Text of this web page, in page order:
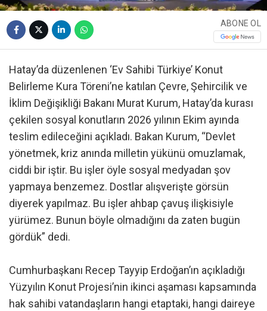
ABONE OL
Hatay’da düzenlenen ‘Ev Sahibi Türkiye’ Konut
Belirleme Kura Töreni’ne katılan Çevre, Şehircilik ve
İklim Değişikliği Bakanı Murat Kurum, Hatay’da kurası
çekilen sosyal konutların 2026 yılının Ekim ayında
teslim edileceğini açıkladı. Bakan Kurum, “Devlet
yönetmek, kriz anında milletin yükünü omuzlamak,
ciddi bir iştir. Bu işler öyle sosyal medyadan şov
yapmaya benzemez. Dostlar alışverişte görsün
diyerek yapılmaz. Bu işler ahbap çavuş ilişkisiyle
yürümez. Bunun böyle olmadığını da zaten bugün
gördük” dedi.
Cumhurbaşkanı Recep Tayyip Erdoğan’ın açıkladığı
Yüzyılın Konut Projesi’nin ikinci aşaması kapsamında
hak sahibi vatandaşların hangi etaptaki, hangi daireye